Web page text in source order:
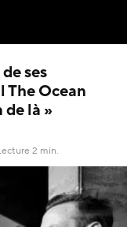
ses
The Ocean
de là »
2 min.